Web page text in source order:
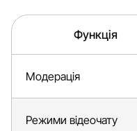
Функція
Модерація
Режими відеочату